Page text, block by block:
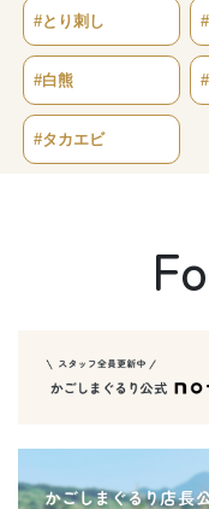
#とり刺し
#白熊
#タカエビ